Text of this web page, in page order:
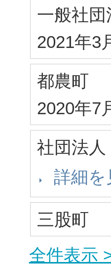
一般社
2021年3
都農町
2020年7
社団法
詳細を
三股町
全件表示